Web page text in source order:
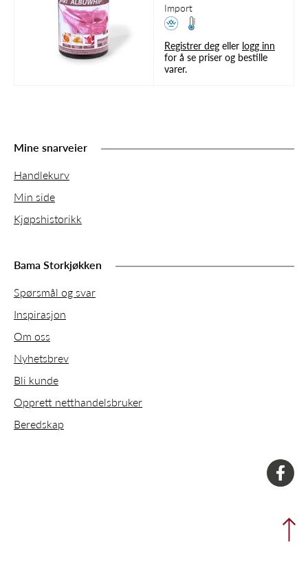
Import
Registrer deg eller logg inn
for å se priser og bestille
varer.
Mine snarveier
Handlekurv
Min side
Kjøpshistorikk
Bama Storkjøkken
Spørsmål og svar
Inspirasjon
Om oss
Nyhetsbrev
Bli kunde
Opprett netthandelsbruker
Beredskap